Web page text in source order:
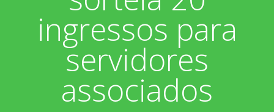
Extrato do Cartão ASP
Diretoria
Nossa História
ingressos para
servidores
associados